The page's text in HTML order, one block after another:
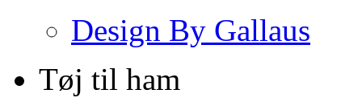
Design By Gallaus
Tøj til ham